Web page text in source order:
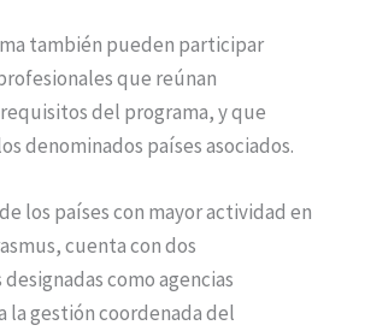
también pueden participar
que reúnan
del programa, y que
denominados países asociados.
los países con mayor actividad en
cuenta con dos
como agencias
la gestión coordenada del